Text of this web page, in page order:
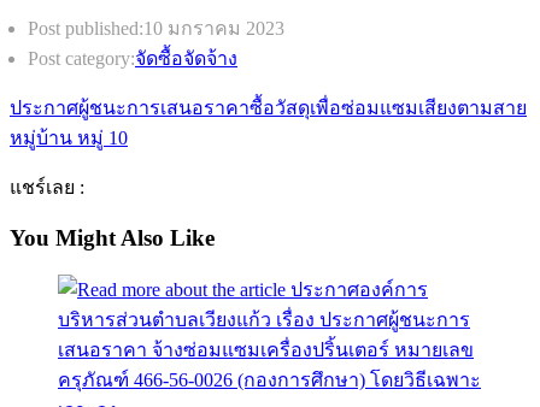
Post published:10 มกราคม 2023
Post category:จัดซื้อจัดจ้าง
ประกาศผู้ชนะการเสนอราคาซื้อวัสดุเพื่อซ่อมแซมเสียงตามสาย
หมู่บ้าน หมู่ 10
แชร์เลย :
You Might Also Like